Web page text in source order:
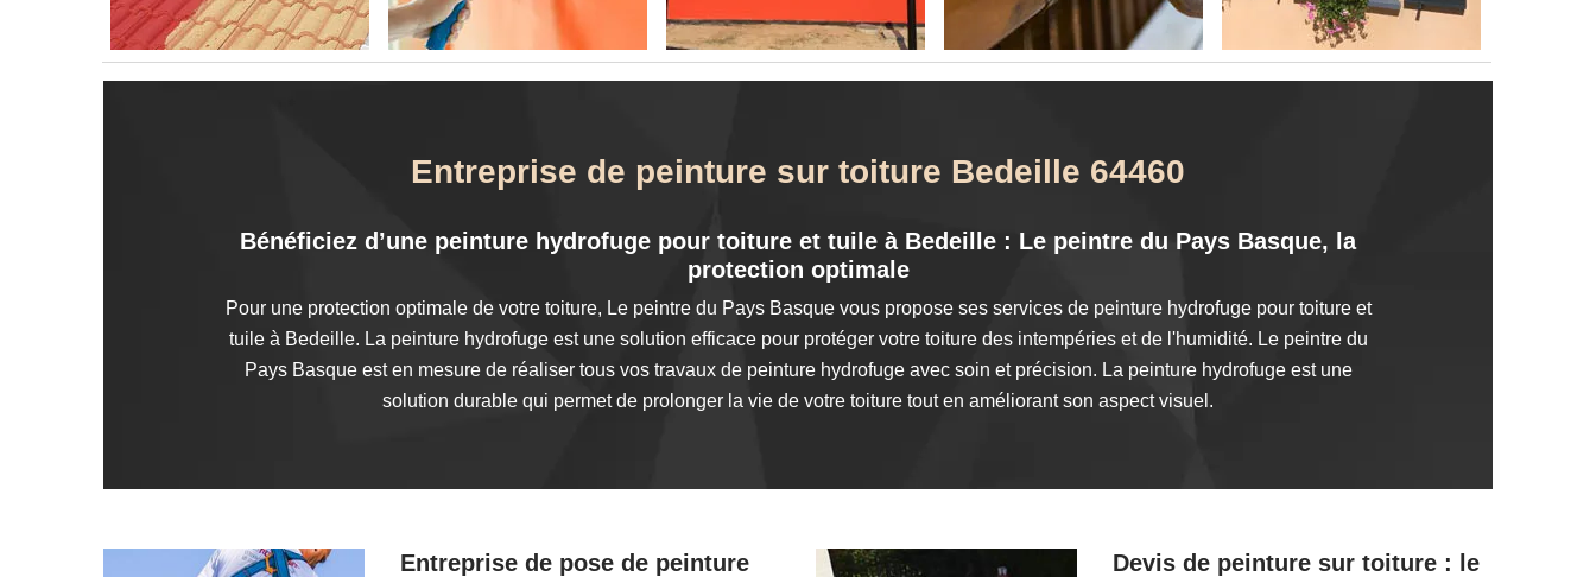
Entreprise de peinture sur toiture Bedeille 64460
Bénéficiez d’une peinture hydrofuge pour toiture et tuile à Bedeille : Le peintre du Pays Basque, la
protection optimale
Pour une protection optimale de votre toiture, Le peintre du Pays Basque vous propose ses services de peinture hydrofuge pour toiture et
tuile à Bedeille. La peinture hydrofuge est une solution efficace pour protéger votre toiture des intempéries et de l'humidité. Le peintre du
Pays Basque est en mesure de réaliser tous vos travaux de peinture hydrofuge avec soin et précision. La peinture hydrofuge est une
solution durable qui permet de prolonger la vie de votre toiture tout en améliorant son aspect visuel.
Entreprise de pose de peinture
Devis de peinture sur toiture : le